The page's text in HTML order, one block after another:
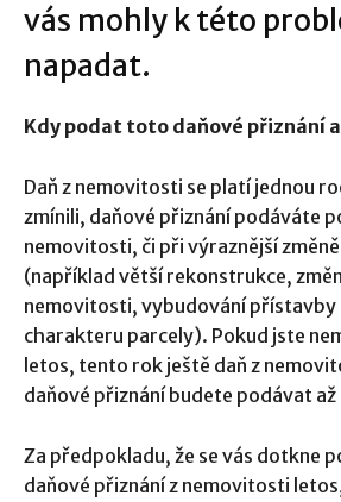
vás mohly k této
napadat.
Kdy podat toto daňové přiznání
Daň z nemovitosti se platí jednou
zmínili, daňové přiznání podáváte
nemovitosti, či při výraznější
(například větší rekonstrukce,
nemovitosti, vybudování přístavby
charakteru parcely). Pokud jste
letos, tento rok ještě daň z
daňové přiznání budete podávat
Za předpokladu, že se vás dotkne
daňové přiznání z nemovitosti